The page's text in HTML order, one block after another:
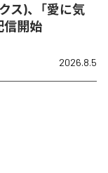
ス)、「愛に気
信開始
2026.8.5